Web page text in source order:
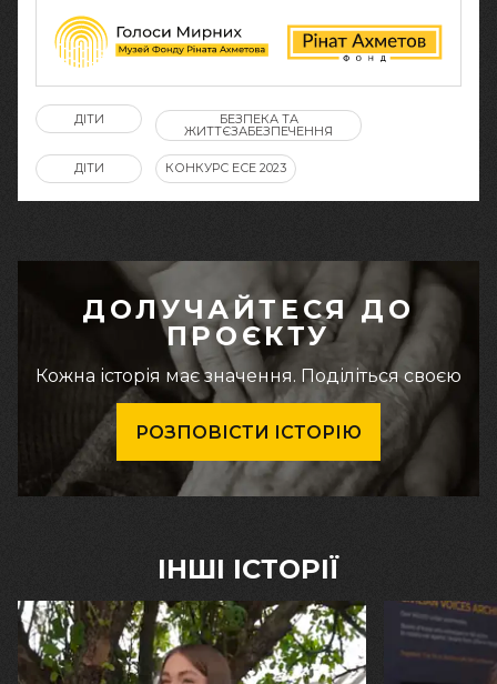
ДІТИ БЕЗПЕКА ТА
ЖИТТЄЗАБЕЗПЕЧЕННЯ
ДІТИ КОНКУРС ЕСЕ 2023
ДОЛУЧАЙТЕСЯ ДО
ПРОЄКТУ
Кожна історія має значення. Поділіться своєю
РОЗПОВІСТИ ІСТОРІЮ
ІНШІ ІСТОРІЇ